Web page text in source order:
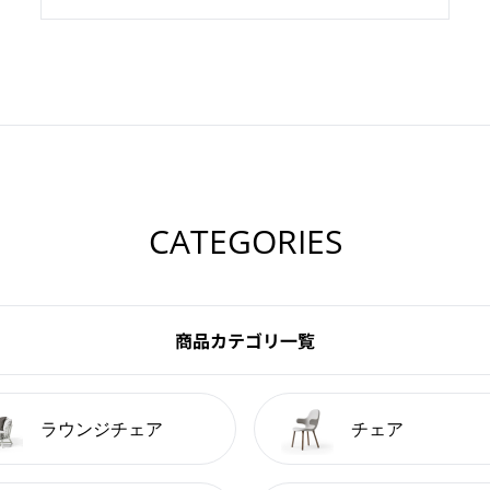
CATEGORIES
商品カテゴリ一覧
ラウンジチェア チェア